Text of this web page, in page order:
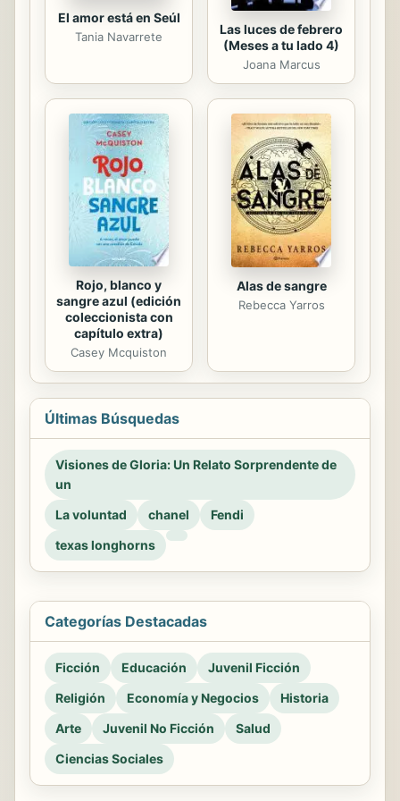
El amor está en Seúl
Tania Navarrete
Las luces de febrero
(Meses a tu lado 4)
Joana Marcus
Rojo, blanco y
sangre azul (edición
coleccionista con
capítulo extra)
Casey Mcquiston
Alas de sangre
Rebecca Yarros
Últimas Búsquedas
Visiones de Gloria: Un Relato Sorprendente de
un
La voluntad
chanel
Fendi
texas longhorns
Categorías Destacadas
Ficción Educación
Juvenil Ficción
Religión
Economía y Negocios
Historia
Arte
Juvenil No Ficción
Salud
Ciencias Sociales